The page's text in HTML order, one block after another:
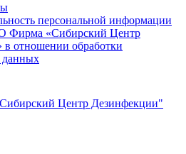
персональной информации
Фирма «Сибирский Центр
в отношении обработки
данных
Центр Дезинфекции"